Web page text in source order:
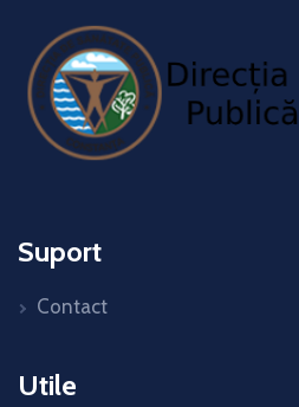
Suport
Contact
Utile